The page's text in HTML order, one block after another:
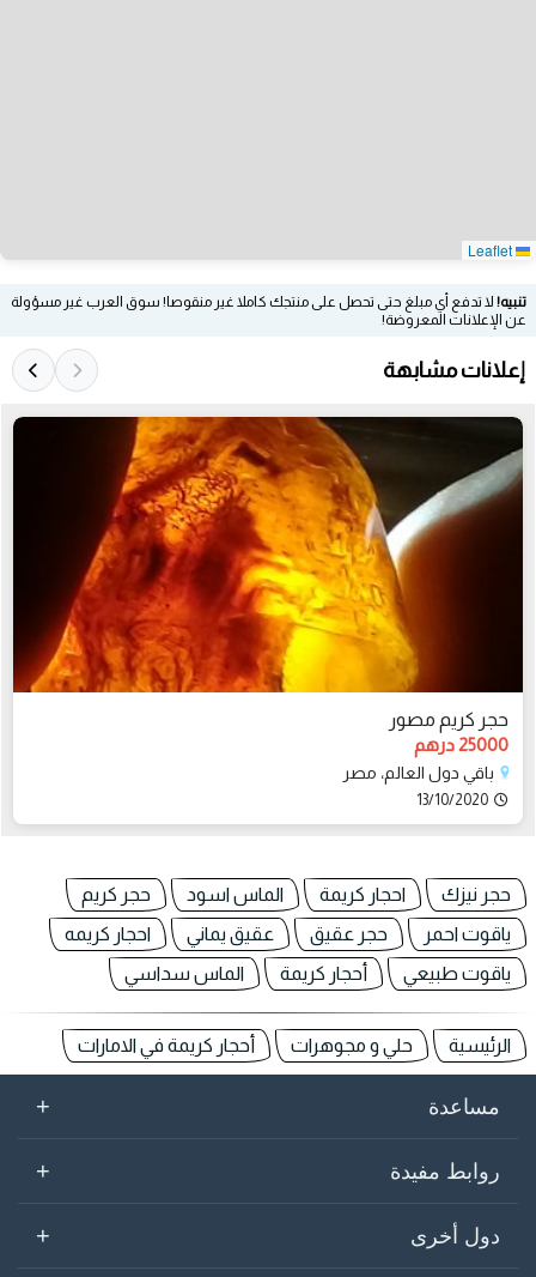
تنبيه! لا تدفع أي مبلغ حتى تحصل على منتجك كاملا غير منقوصا! سوق العرب غير مسؤولة
عن الإعلانات المعروضة!
إعلانات مشابهة
حجر كريم مصور
25000 درهم
باقي دول العالم، مصر
13/10/2020
حجر نيزك احجار كريمة الماس اسود
حجر كريم
ياقوت احمر
حجر عقيق عقيق يماني
احجار كريمه
ياقوت طبيعي
أحجار كريمة الماس سداسي
الرئيسية حلي و مجوهرات أحجار كريمة في الامارات
مساعدة +
روابط مفيدة +
دول أخرى +